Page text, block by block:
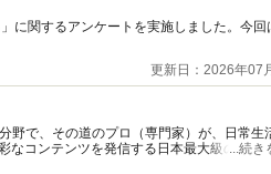
に関するアンケートを実施しました。今回
更新日：2026年07
野で、その道のプロ（専門家）が、日常生
なコンテンツを発信する日本最大級の総合
...続き